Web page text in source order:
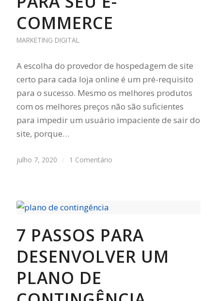
COMMERCE
MARKETING DIGITAL
A escolha do provedor de hospedagem de site
certo para cada loja online é um pré-requisito
para o sucesso. Mesmo os melhores produtos
com os melhores preços não são suficientes
para impedir um usuário impaciente de sair do
site, porque…
julho 7, 2020 / 1 Comentário
7 PASSOS PARA
DESENVOLVER UM
PLANO DE